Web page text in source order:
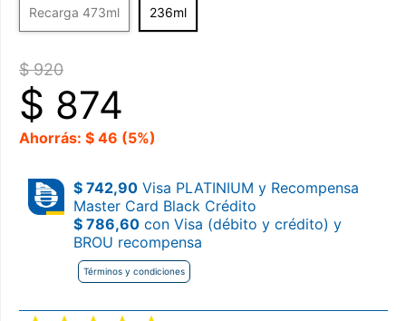
Recarga 473ml 236ml
$ 920
$ 874
Ahorrás: $ 46 (5%)
$ 742,90 Visa PLATINIUM y Recompensa
Master Card Black Crédito
$ 786,60 con Visa (débito y crédito) y
BROU recompensa
Términos y condiciones